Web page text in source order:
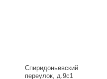
Спиридоньевский
переулок, д.9с1